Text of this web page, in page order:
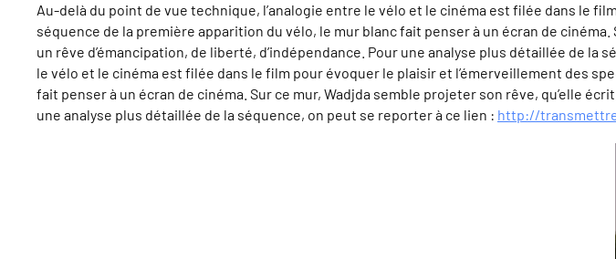
Au-delà du point de vue technique, l’analogie entre le vélo et le cinéma est filée dans le
séquence de la première apparition du vélo, le mur blanc fait penser à un écran de
un rêve d’émancipation, de liberté, d’indépendance. Pour une analyse plus détaillée de
le vélo et le cinéma est filée dans le film pour évoquer le plaisir et l’émerveillement des
fait penser à un écran de cinéma. Sur ce mur, Wadjda semble projeter son rêve, qu’elle
une analyse plus détaillée de la séquence, on peut se reporter à ce lien : http://